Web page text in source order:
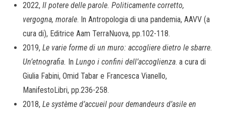
2022, Il potere delle parole. Politicamente corretto,
vergogna, morale. In Antropologia di una pandemia, AAVV (a
cura di), Editrice Aam TerraNuova, pp.102-118.
2019, Le varie forme di un muro: accogliere dietro le sbarre.
Un’etnografia. In Lungo i confini dell’accoglienza. a cura di
Giulia Fabini, Omid Tabar e Francesca Vianello,
ManifestoLibri, pp.236-258.
2018, Le système d’accueil pour demandeurs d’asile en